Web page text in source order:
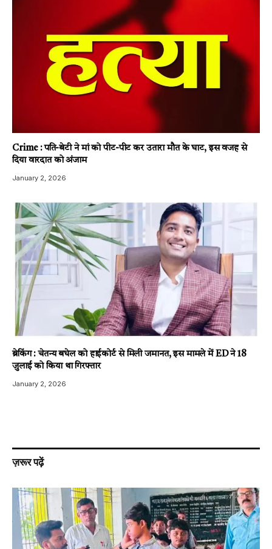
Crime : पति-बेटी ने मां को पीट-पीट कर उतारा मौत के घाट, इस वजह से
दिया वारदात को अंजाम
January 2, 2026
ब्रेकिंग : चेतन्य बघेल को हाईकोर्ट से मिली जमानत, इस मामले में ED ने 18
जुलाई को किया था गिरफ्तार
January 2, 2026
ज़रूर पढ़ें